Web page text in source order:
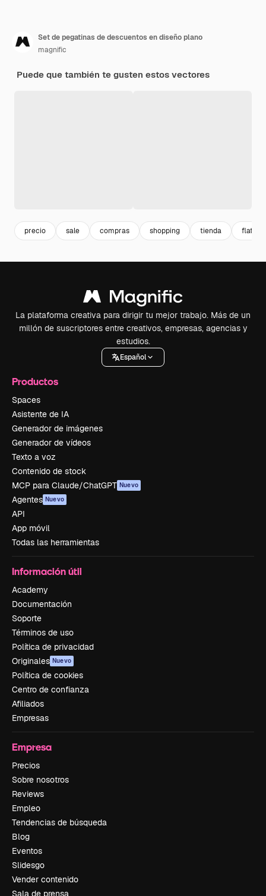
Set de pegatinas de descuentos en diseño plano
magnific
Puede que también te gusten estos vectores
precio sale compras shopping tienda flat
La plataforma creativa para dirigir tu mejor trabajo. Más de un
millón de suscriptores entre creativos, empresas, agencias y
estudios.
Español
Productos
Spaces
Asistente de IA
Generador de imágenes
Generador de vídeos
Texto a voz
Contenido de stock
MCP para Claude/ChatGPT Nuevo
Agentes Nuevo
API
App móvil
Todas las herramientas
Información útil
Academy
Documentación
Soporte
Términos de uso
Política de privacidad
Originales Nuevo
Política de cookies
Centro de confianza
Afiliados
Empresas
Empresa
Precios
Sobre nosotros
Reviews
Empleo
Tendencias de búsqueda
Blog
Eventos
Slidesgo
Vender contenido
Sala de prensa